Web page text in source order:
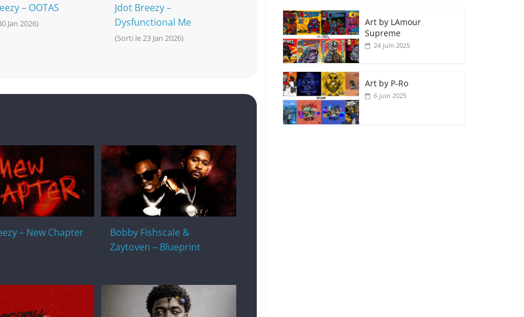
– OOTAS
Jan 2026)
Jdot Breezy –
Dysfunctional Me
(Sorti le 23 Jan 2026)
– New Chapter
Bobby Fishscale &
Zaytoven – Blueprint
Art by LAmour
Supreme
24 juin 2025
Art by P‑Ro
6 juin 2025